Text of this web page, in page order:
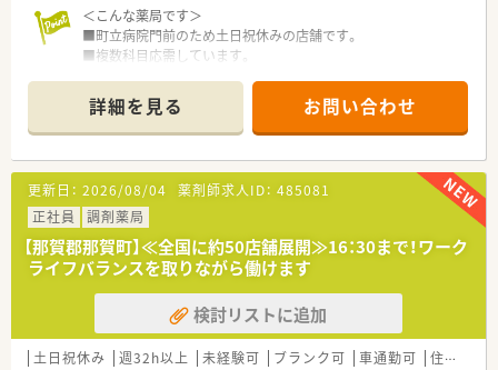
＜こんな薬局です＞
■町立病院門前のため土日祝休みの店舗です。
■複数科目応需しています。
＜業務内容＞
■処方箋による調剤業務、服薬指導、薬剤情報の提供など
■処方箋枚数40～50枚/日
＜研修制度＞
■現場の先輩薬剤師より指導を受けて頂きます。
■勉強会の定期開催あり
＜法人特徴＞
■徳島市内を中心に徳島県下で最も多い店舗数の運営を行って
創業当初より医薬分業に積極的に努め、独自のノウハウを構築
した結果、四国の調剤薬局の中でも非常にレベルの高い勤務薬剤
詳細を見る お問い合わせ
更新日： 2026/08/04 薬剤師求人ID： 485081
正社員
調剤薬局
【那賀郡那賀町】≪全国に約50店舗展開≫16：30まで！ワーク
ライフバランスを取りながら働けます
検討リストに追加
土日祝休み 週32h以上 未経験可 ブランク可 車通勤可 住宅補助(手当)あり